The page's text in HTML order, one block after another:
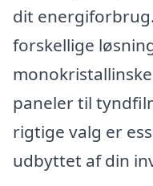
dit
forskellige
paneler til
rigtige valg er
udbyttet af din